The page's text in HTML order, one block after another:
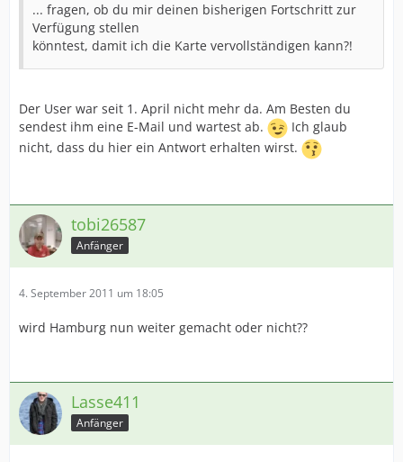
... fragen, ob du mir deinen bisherigen Fortschritt zur
Verfügung stellen
könntest, damit ich die Karte vervollständigen kann?!
Der User war seit 1. April nicht mehr da. Am Besten du
sendest ihm eine E-Mail und wartest ab.
Ich glaub
nicht, dass du hier ein Antwort erhalten wirst.
tobi26587
Anfänger
4. September 2011 um 18:05
wird Hamburg nun weiter gemacht oder nicht??
Lasse411
Anfänger